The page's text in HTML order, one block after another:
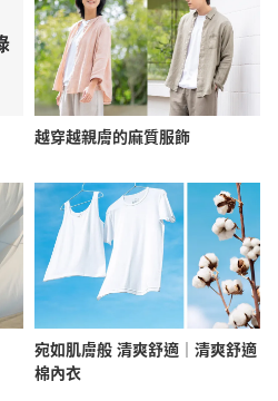
越穿越親膚的麻質服飾
宛如肌膚般 清爽舒適｜清爽舒適
棉內衣